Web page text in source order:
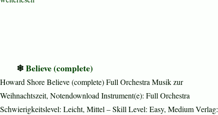
Believe (complete)
Howard Shore Believe (complete) Full Orchestra Musik zur
Weihnachtszeit, Notendownload Instrument(e): Full Orchestra
Schwierigkeitslevel: Leicht, Mittel – Skill Level: Easy, Medium Verlag: